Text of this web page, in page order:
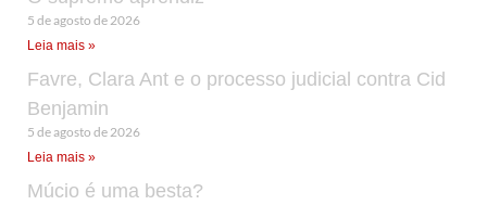
5 de agosto de 2026
Leia mais »
Favre, Clara Ant e o processo judicial contra Cid
Benjamin
5 de agosto de 2026
Leia mais »
Múcio é uma besta?